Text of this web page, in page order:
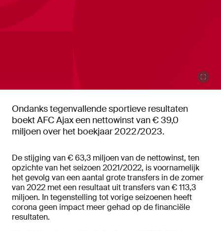
Ondanks tegenvallende sportieve resultaten
boekt AFC Ajax een nettowinst van € 39,0
miljoen over het boekjaar 2022/2023.
De stijging van € 63,3 miljoen van de nettowinst, ten
opzichte van het seizoen 2021/2022, is voornamelijk
het gevolg van een aantal grote transfers in de zomer
van 2022 met een resultaat uit transfers van € 113,3
miljoen. In tegenstelling tot vorige seizoenen heeft
corona geen impact meer gehad op de financiële
resultaten.